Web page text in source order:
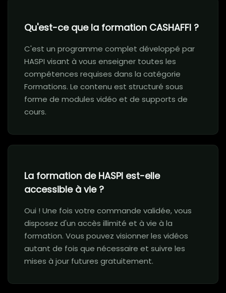
Qu'est-ce que la formation CASHAFFI ?
C'est un programme complet développé par
HASPI visant à vous enseigner toutes les
compétences requises dans la catégorie
Formations. Le contenu est structuré sous
forme de modules vidéo et de supports de
cours.
La formation de HASPI est-elle
accessible à vie ?
Oui ! Une fois votre commande validée, vous
disposez d'un accès illimité et à vie à la
formation. Vous pouvez visionner les vidéos
autant de fois que nécessaire et suivre les
mises à jour futures gratuitement.